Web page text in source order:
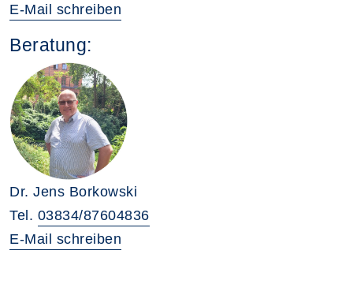
E-Mail schreiben
Beratung:
Dr. Jens Borkowski
Tel. 03834/87604836
E-Mail schreiben